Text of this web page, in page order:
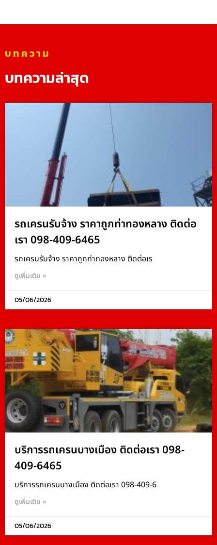
บทความ
บทความล่าสุด
รถเครนรับจ้าง ราคาถูกท่าทองหลาง ติดต่อ
เรา 098-409-6465
รถเครนรับจ้าง ราคาถูกท่าทองหลาง ติดต่อเร
ดูเพิ่มเติม »
05/06/2026
บริการรถเครนบางเมือง ติดต่อเรา 098-
409-6465
บริการรถเครนบางเมือง ติดต่อเรา 098-409-6
ดูเพิ่มเติม »
05/06/2026